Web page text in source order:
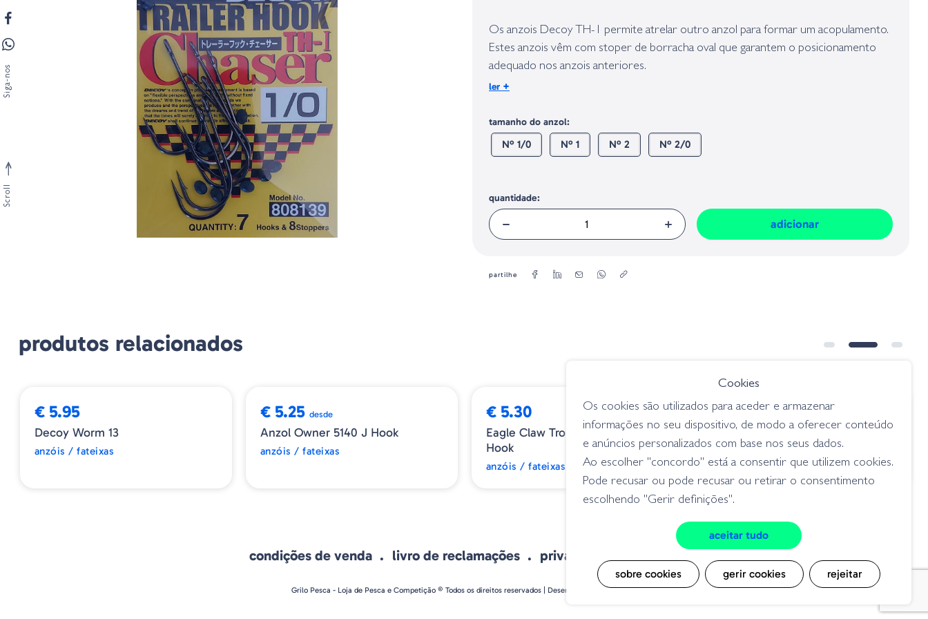
Os anzois Decoy TH-1 permite atrelar outro anzol para formar um acopulamento.
Estes anzois vêm com stoper de borracha oval que garantem o posicionamento
adequado nos anzois anteriores.
ler +
tamanho do anzol:
Nº 1/0 Nº 1 Nº 2 Nº 2/0
quantidade:
adicionar
partilhe
produtos relacionados
€ 5.95
Decoy Worm 13
anzóis / fateixas
€ 5.25 desde
Anzol Owner 5140 J Hook
anzóis / fateixas
€ 5.30
Eagle Claw Trokar Drop Shot
Hook
anzóis / fateixas
€ 10.75
Fateixas Duo RYUKI Treble Hook
anzóis / fateixas
Siga-nos
Scroll
condições de venda livro de reclamações privacidade
Grilo Pesca - Loja de Pesca e Competição © Todos os direitos reservados | Desenvolvido porBomsite
Cookies
Os cookies são utilizados para aceder e armazenar
informações no seu dispositivo, de modo a oferecer conteúdo
e anúncios personalizados com base nos seus dados.
Ao escolher "concordo" está a consentir que utilizem cookies.
Pode recusar ou pode recusar ou retirar o consentimento
escolhendo "Gerir definições".
aceitar tudo
sobre cookies gerir cookies rejeitar